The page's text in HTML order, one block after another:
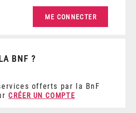
BNF ?
offerts par la BnF
CRÉER UN COMPTE